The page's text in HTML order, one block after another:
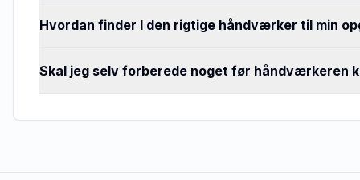
Hvordan finder I den rigtige håndværker til min
Skal jeg selv forberede noget før håndværkeren